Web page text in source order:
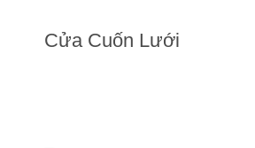
Cửa Cuốn Lưới